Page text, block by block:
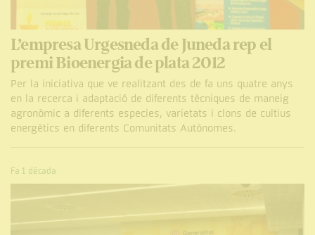
L’empresa Urgesneda de Juneda rep el
premi Bioenergia de plata 2012
Per la iniciativa que ve realitzant des de fa uns quatre anys
en la recerca i adaptació de diferents tècniques de maneig
agronòmic a diferents especies, varietats i clons de cultius
energètics en diferents Comunitats Autònomes.
Fa 1 dècada